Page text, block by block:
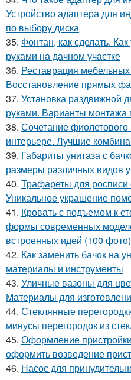
Устройство адаптера для
по выбору диска
35. Фонтан, как сделать.
руками на дачном участке
36. Реставрация
Восстановление прямых
37. Установка раздвижной
руками. Варианты монтажа
38. Сочетание
интерьере. Лучшие
39. Габариты унитаза с
размеры различных видов
40. Трафареты для росписи
Уникальное украшение
41. Кровать с подъемом к
формы современных
встроенных идей (100 фото)
42. Как заменить бачок на
материалы и инструменты
43. Уличные вазоны для
Материалы для
44. Стеклянные
минусы перегородок из
45. Оформление
оформить возведение
46. Насос для